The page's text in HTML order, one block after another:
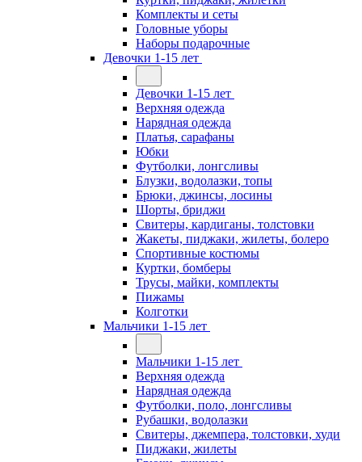
Комплекты и сеты
Головные уборы
Наборы подарочные
Девочки 1-15 лет
Девочки 1-15 лет
Верхняя одежда
Нарядная одежда
Платья, сарафаны
Юбки
Футболки, лонгсливы
Блузки, водолазки, топы
Брюки, джинсы, лосины
Шорты, бриджи
Свитеры, кардиганы, толстовки
Жакеты, пиджаки, жилеты, болеро
Спортивные костюмы
Куртки, бомберы
Трусы, майки, комплекты
Пижамы
Колготки
Мальчики 1-15 лет
Мальчики 1-15 лет
Верхняя одежда
Нарядная одежда
Футболки, поло, лонгсливы
Рубашки, водолазки
Свитеры, джемпера, толстовки, худи
Пиджаки, жилеты